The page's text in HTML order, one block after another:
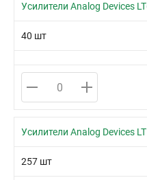
Усилители Analog Devices
40 шт
Усилители Analog Devices
257 шт